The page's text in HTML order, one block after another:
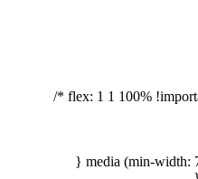
flex: 1 1 100%